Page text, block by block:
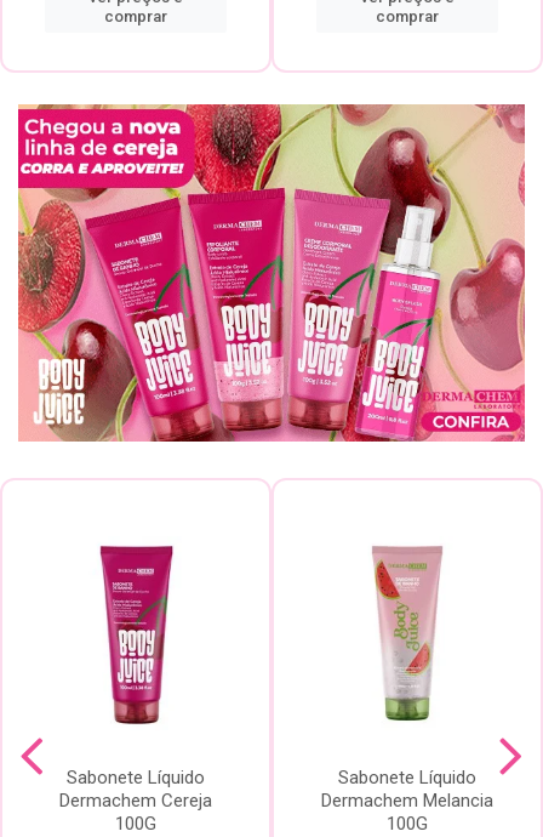
comprar
comprar
Sabonete Líquido
Dermachem Cereja
100G
Sabonete Líquido
Dermachem Melancia
100G